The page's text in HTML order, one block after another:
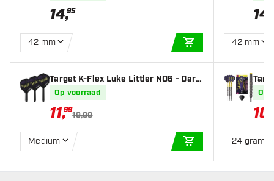
14,95
42 mm
IN WINKELWAGEN
Target K-Flex Luke Littler NO6 - Dart
Flights
Op voorraad
11,99
19,99
Medium
IN WINKELWAGEN
14
42 mm
t -
Op
24 gram